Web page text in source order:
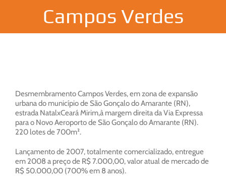
Campos Verdes
Desmembramento Campos Verdes, em zona de expansão
urbana do município de São Gonçalo do Amarante (RN),
estrada NatalxCeará Mirim,à margem direita da Via Expressa
para o Novo Aeroporto de São Gonçalo do Amarante (RN).
220 lotes de 700m².
Lançamento de 2007, totalmente comercializado, entregue
em 2008 a preço de R$ 7.000,00, valor atual de mercado de
R$ 50.000,00 (700% em 8 anos).